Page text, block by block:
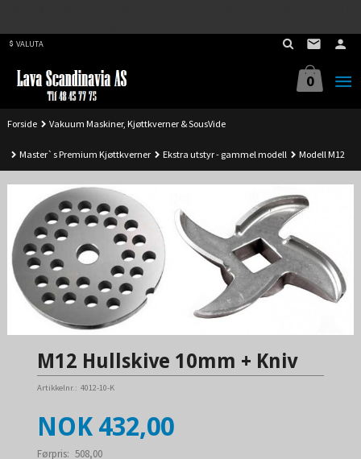
VALUTA
0
Forside Vakuum Maskiner, Kjøttkverner & SousVide
Master`s Premium Kjøttkverner Ekstra utstyr - gammel modell Modell M12
M12 Hullskive 10mm + Kniv
Artikkelnr.: 4012-10-K
Tilbud
NOK 432,00
Førpris: 508,00